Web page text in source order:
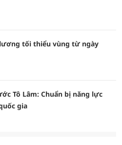
tối thiểu vùng từ ngày
Tô Lâm: Chuẩn bị năng lực
gia